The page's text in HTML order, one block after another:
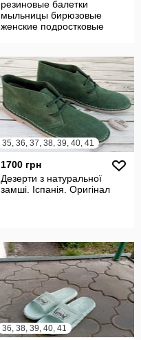
резиновые балетки
мыльницы бирюзовые
женские подростковые
35, 36, 37, 38, 39, 40, 41
1700 грн
Дезерти з натуральної
замші. Іспанія. Оригінал
36, 38, 39, 40, 41